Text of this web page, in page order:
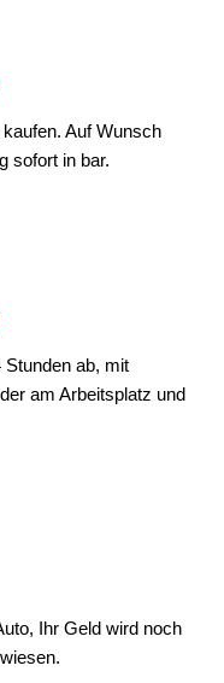
Auf Wunsch
sofort in bar.
Stunden ab, mit
am Arbeitsplatz und
Ihr Geld wird noch